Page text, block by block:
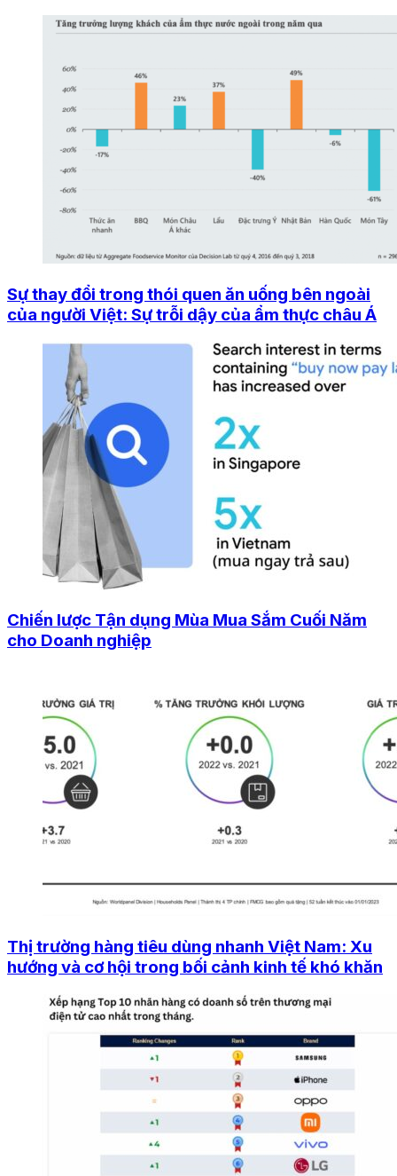
Sự thay đổi trong thói quen ăn uống bên ngoài
của người Việt: Sự trỗi dậy của ẩm thực châu Á
Chiến lược Tận dụng Mùa Mua Sắm Cuối Năm
cho Doanh nghiệp
Thị trường hàng tiêu dùng nhanh Việt Nam: Xu
hướng và cơ hội trong bối cảnh kinh tế khó khăn